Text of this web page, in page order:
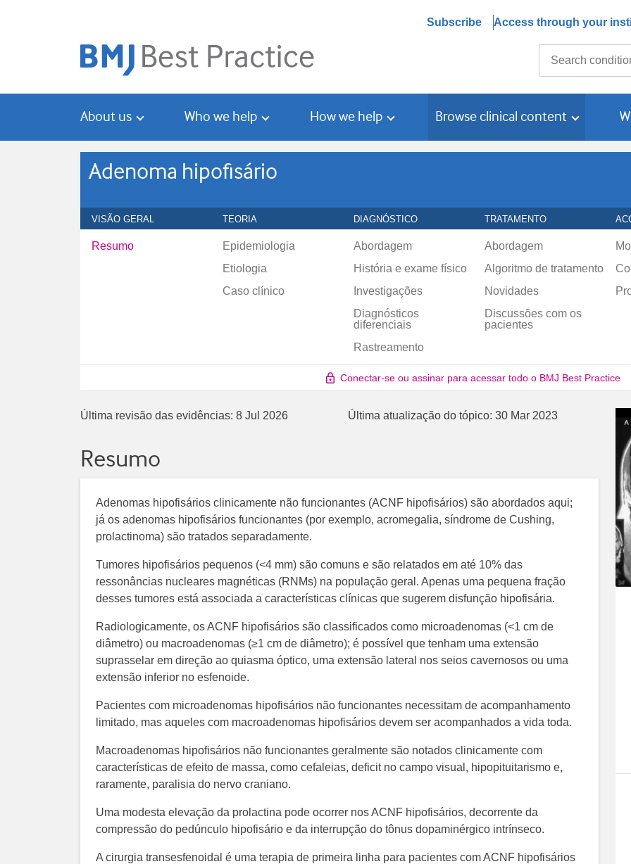
Subscribe Access through your
About us Who we help How we help Browse clinical content
Adenoma hipofisário
VISÃO GERAL TEORIA DIAGNÓSTICO TRATAMENTO
Resumo
Epidemiologia
Etiologia
Caso clínico
Abordagem
História e exame físico
Investigações
Diagnósticos
diferenciais
Rastreamento
Abordagem
Algoritmo de tratamento
Novidades
Discussões com os
pacientes
Conectar-se ou assinar para acessar todo o BMJ Best Practice
Última revisão das evidências: 8 Jul 2026 Última atualização do tópico: 30 Mar 2023
Resumo
Adenomas hipofisários clinicamente não funcionantes (ACNF hipofisários) são abordados aqui;
já os adenomas hipofisários funcionantes (por exemplo, acromegalia, síndrome de Cushing,
prolactinoma) são tratados separadamente.
Tumores hipofisários pequenos (<4 mm) são comuns e são relatados em até 10% das
ressonâncias nucleares magnéticas (RNMs) na população geral. Apenas uma pequena fração
desses tumores está associada a características clínicas que sugerem disfunção hipofisária.
Radiologicamente, os ACNF hipofisários são classificados como microadenomas (<1 cm de
diâmetro) ou macroadenomas (≥1 cm de diâmetro); é possível que tenham uma extensão
suprasselar em direção ao quiasma óptico, uma extensão lateral nos seios cavernosos ou uma
extensão inferior no esfenoide.
Pacientes com microadenomas hipofisários não funcionantes necessitam de acompanhamento
limitado, mas aqueles com macroadenomas hipofisários devem ser acompanhados a vida toda.
Macroadenomas hipofisários não funcionantes geralmente são notados clinicamente com
características de efeito de massa, como cefaleias, deficit no campo visual, hipopituitarismo e,
raramente, paralisia do nervo craniano.
Uma modesta elevação da prolactina pode ocorrer nos ACNF hipofisários, decorrente da
compressão do pedúnculo hipofisário e da interrupção do tônus dopaminérgico intrínseco.
A cirurgia transesfenoidal é uma terapia de primeira linha para pacientes com ACNF hipofisários